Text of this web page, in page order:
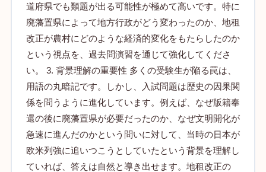
道府県でも類題が出る可能性が極めて高いです。特に
廃藩置県によって地方行政がどう変わったのか、地租
改正が農村にどのような経済的変化をもたらしたのか
という視点を、過去問演習を通じて強化してくださ
い。 3. 背景理解の重要性 多くの受験生が陥る罠は、
用語の丸暗記です。しかし、入試問題は歴史の因果関
係を問うように進化しています。例えば、なぜ版籍奉
還の後に廃藩置県が必要だったのか、なぜ文明開化が
急速に進んだのかという問いに対して、当時の日本が
欧米列強に追いつこうとしていたという背景を理解し
ていれば、答えは自然と導き出せます。地租改正の